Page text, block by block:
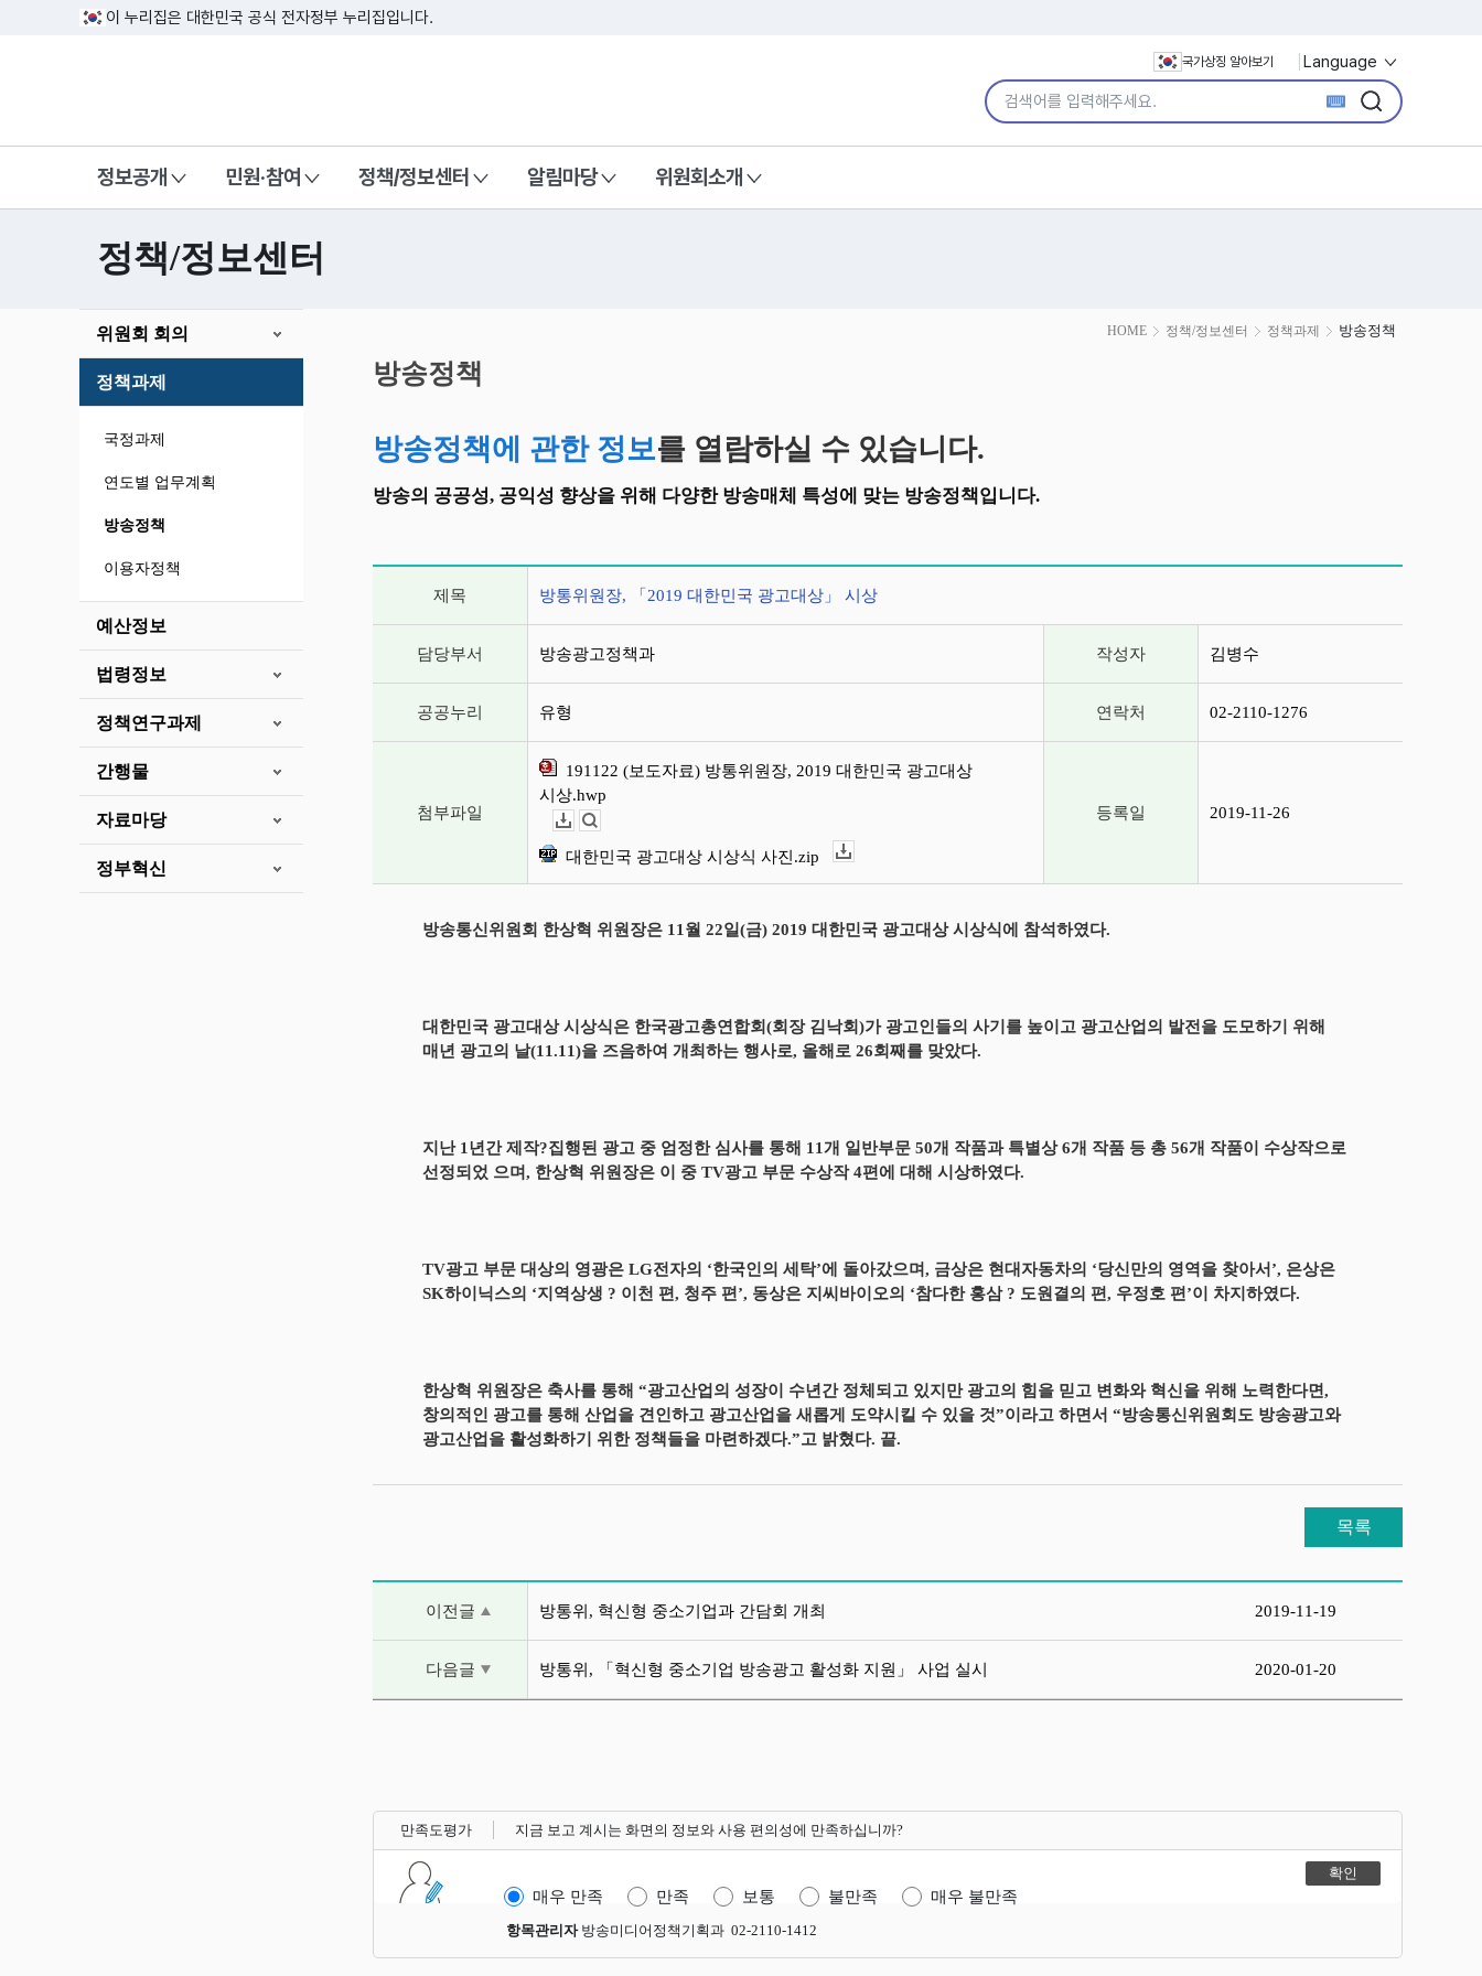
이 누리집은 대한민국 공식 전자정부 누리집입니다.
국가상징 알아보기 Language
통합검색어 입력
검색
검색
정보공개 민원·참여 정책/정보센터 알림마당 위원회소개
정책/정보센터
위원회 회의
정책과제
국정과제
연도별 업무계획
방송정책
이용자정책
예산정보
법령정보
정책연구과제
간행물
자료마당
정부혁신
HOME 정책/정보센터 정책과제 방송정책
시
작
방송정책
방송정책에 관한 정보를 열람하실 수 있습니다.
방송의 공공성, 공익성 향상을 위해 다양한 방송매체 특성에 맞는 방송정책입니다.
제목 방통위원장, 「2019 대한민국 광고대상」 시상
담당부서 방송광고정책과 작성자 김병수
공공누리 유형 연락처 02-2110-1276
첨부파일
191122 (보도자료) 방통위원장, 2019 대한민국 광고대상
시상.hwp
대한민국 광고대상 시상식 사진.zip
등록일 2019-11-26
방송통신위원회 한상혁 위원장은 11월 22일(금) 2019 대한민국 광고대상 시상식에 참석하였다.
대한민국 광고대상 시상식은 한국광고총연합회(회장 김낙회)가 광고인들의 사기를 높이고 광고산업의 발전을 도모하기 위해
매년 광고의 날(11.11)을 즈음하여 개최하는 행사로, 올해로 26회째를 맞았다.
지난 1년간 제작?집행된 광고 중 엄정한 심사를 통해 11개 일반부문 50개 작품과 특별상 6개 작품 등 총 56개 작품이 수상작으로
선정되었 으며, 한상혁 위원장은 이 중 TV광고 부문 수상작 4편에 대해 시상하였다.
TV광고 부문 대상의 영광은 LG전자의 ‘한국인의 세탁’에 돌아갔으며, 금상은 현대자동차의 ‘당신만의 영역을 찾아서’, 은상은
SK하이닉스의 ‘지역상생 ? 이천 편, 청주 편’, 동상은 지씨바이오의 ‘참다한 홍삼 ? 도원결의 편, 우정호 편’이 차지하였다.
한상혁 위원장은 축사를 통해 “광고산업의 성장이 수년간 정체되고 있지만 광고의 힘을 믿고 변화와 혁신을 위해 노력한다면,
창의적인 광고를 통해 산업을 견인하고 광고산업을 새롭게 도약시킬 수 있을 것”이라고 하면서 “방송통신위원회도 방송광고와
광고산업을 활성화하기 위한 정책들을 마련하겠다.”고 밝혔다. 끝.
목록
이전글 방통위, 혁신형 중소기업과 간담회 개최 2019-11-19
다음글 방통위, 「혁신형 중소기업 방송광고 활성화 지원」 사업 실시 2020-01-20
만족도평가 지금 보고 계시는 화면의 정보와 사용 편의성에 만족하십니까?
매우 만족 만족 보통 불만족 매우 불만족
항목관리자방송미디어정책기획과 02-2110-1412